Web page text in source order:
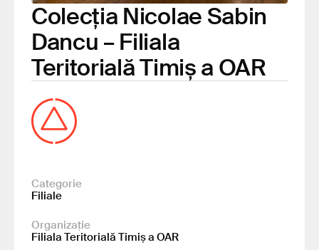
Colecția Nicolae Sabin
Dancu – Filiala
Teritorială Timiș a OAR
Categorie
Filiale
Organizație
Filiala Teritorială Timiș a OAR